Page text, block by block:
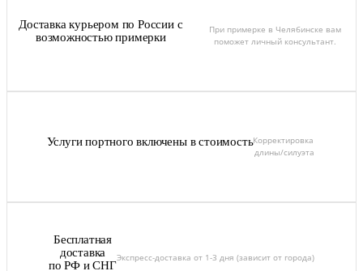
Доставка курьером по России с
возможностью примерки
При примерке в Челябинске вам
поможет личный консультант.
Услуги портного включены в стоимостьКорректировка
длины/силуэта
Бесплатная
доставка
по РФ и СНГ
Экспресс-доставка от 1-3 дня (зависит от города)